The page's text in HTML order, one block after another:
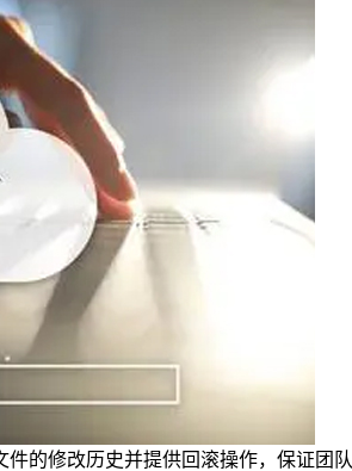
的修改历史并提供回滚操作，保证团队